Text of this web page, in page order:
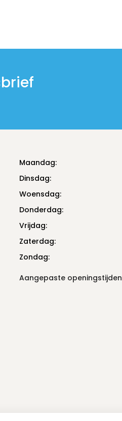
Maandag:
Dinsdag:
Woensdag:
Donderdag:
Vrijdag:
Zaterdag:
Zondag:
Aangepaste openingstijden